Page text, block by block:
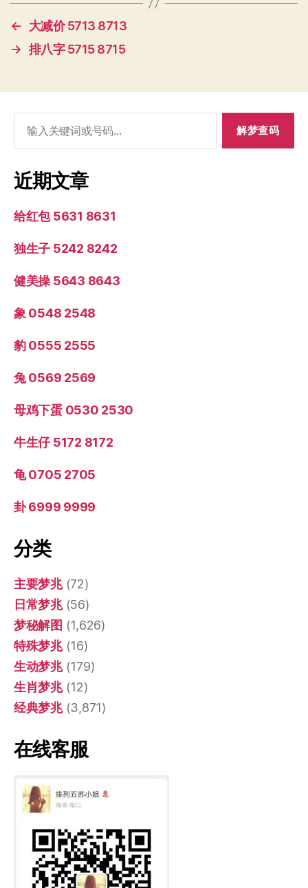
←
大减价 5713 8713
→ 排八字 5715 8715
索：
近期文章
给红包 5631 8631
独生子 5242 8242
健美操 5643 8643
象 0548 2548
豹 0555 2555
兔 0569 2569
母鸡下蛋 0530 2530
牛生仔 5172 8172
龟 0705 2705
卦 6999 9999
分类
主要梦兆(72)
日常梦兆(56)
梦秘解图 (1,626)
特殊梦兆(16)
生动梦兆(179)
生肖梦兆(12)
经典梦兆(3,871)
在线客服